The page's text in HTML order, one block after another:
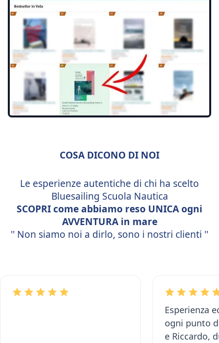
COSA DICONO DI NOI
Le esperienze autentiche di chi ha scelto
Bluesailing Scuola Nautica
SCOPRIcomeabbiamo reso UNICAogni
AVVENTURA in mare
'' Non siamo noi a dirlo, sono i nostri clienti ''
Esperienza
ogni punto
e Riccardo,